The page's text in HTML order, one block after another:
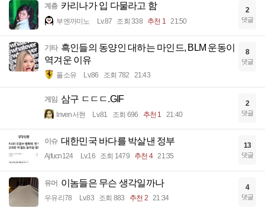
계층 카리나가 입 다물라고 함
부엔까미노 Lv.87 조회 338 추천 1 21:50
2
댓글
기타 흑인들의 동양인 대하는 마인드, BLM 운동이
역겨운 이유
풀소유 Lv.86 조회 782 21:43
8
댓글
게임 삼구 ㄷㄷㄷ.GIF
Inven서현 Lv.81 조회 696 추천 1 21:40
2
댓글
이슈 대한민국 바다를 박살낸 정부
Ajfucn124 Lv.16 조회 1479 추천 4 21:35
13
댓글
유머 이놈들은 무슨 생각일까나
우유리78 Lv.83 조회 883 추천 2 21:34
4
댓글